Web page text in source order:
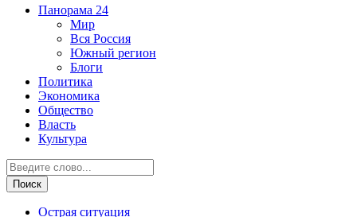
Панорама 24
Мир
Вся Россия
Южный регион
Блоги
Политика
Экономика
Общество
Власть
Культура
Острая ситуация